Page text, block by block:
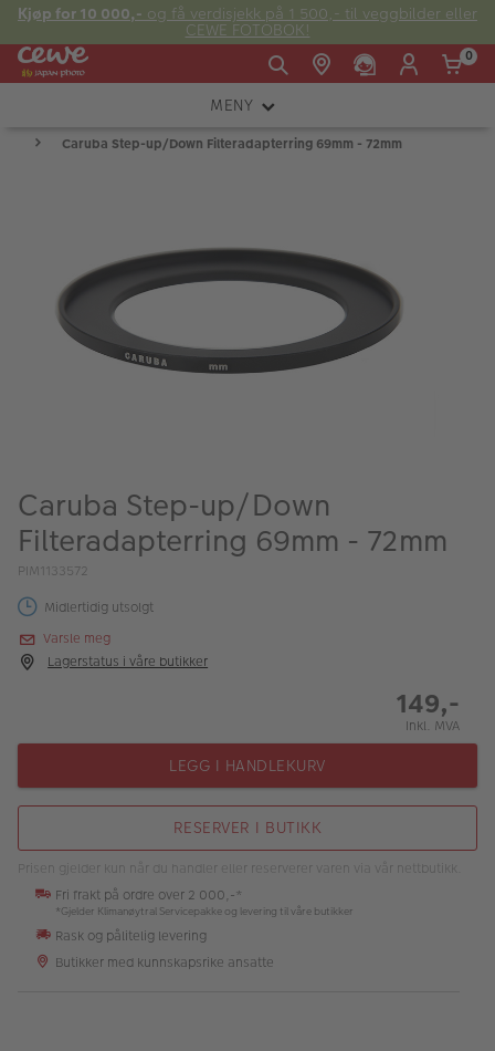
Kjøp for 10 000,- og få verdisjekk på 1 500,- til veggbilder eller
CEWE FOTOBOK!
Fre:
20:00
Søndag: 20:00
E-post:
kundeservice@japanphoto.no
0
MENY
KAMERA
LYS OG STUDIO
INSTANTFOTO
ALBUM
Kampanjer
Merker
Lagersalg
Inspirasjon
Butikkoversikt
Caruba Step-up/Down Filteradapterring 69mm - 72mm
Caruba Step-up/Down
Filteradapterring 69mm - 72mm
PIM1133572
Midlertidig utsolgt
Varsle meg
Lagerstatus i våre butikker
149,-
Inkl. MVA
LEGG I HANDLEKURV
RESERVER I BUTIKK
Prisen gjelder kun når du handler eller reserverer varen via vår nettbutikk.
Fri frakt på ordre over 2 000,-*
*Gjelder Klimanøytral Servicepakke og levering til våre butikker
Rask og pålitelig levering
Butikker med kunnskapsrike ansatte